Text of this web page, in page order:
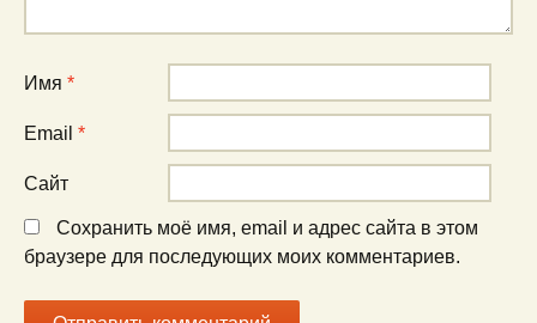
Имя *
Email *
Сайт
Сохранить моё имя, email и адрес сайта в этом
браузере для последующих моих комментариев.